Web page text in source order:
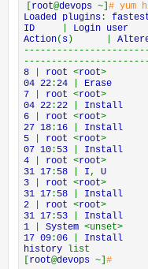
root@devops ~] # yum
Loaded plugins :
ID
Login
Action( s ) |
8
root <root
04 22 :24
7
root <root
04 22 :22
6
root <root
27 18 :16
5
root <root
07 10 : 53
4
root <root
31 17 : 58 I,
3
root <root
31 17 : 58
2
root <root
31 17 : 53
1
System
17 09 :06
history
list
root@devops ~] #